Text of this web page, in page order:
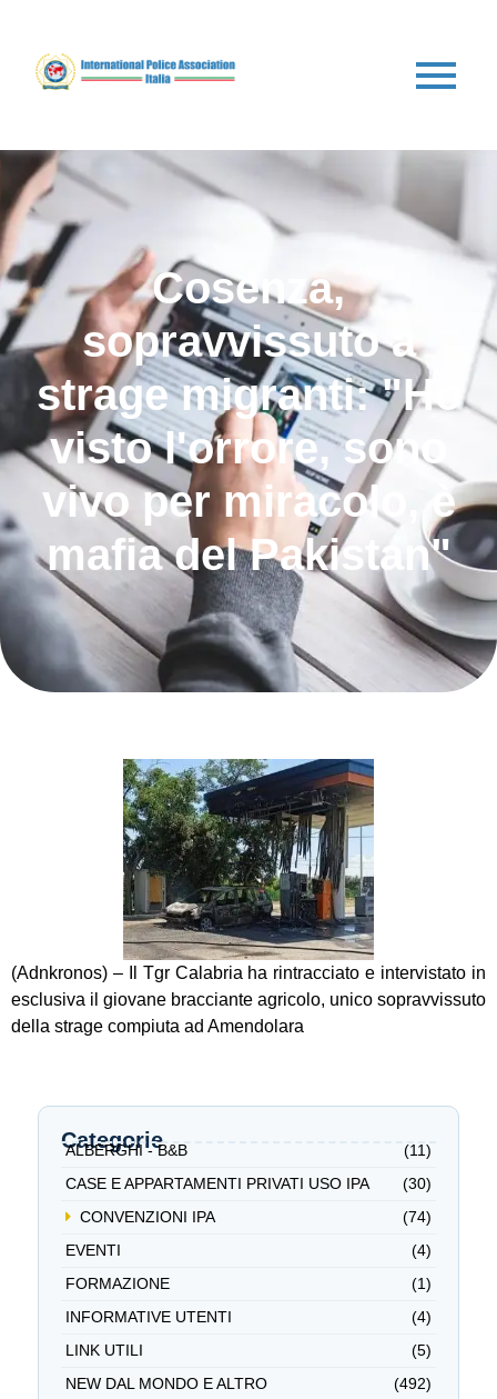
Cosenza,
sopravvissuto a
strage migranti: "Ho
visto l'orrore, sono
vivo per miracolo, è
mafia del Pakistan"
(Adnkronos) – Il Tgr Calabria ha rintracciato e intervistato in
esclusiva il giovane bracciante agricolo, unico sopravvissuto
della strage compiuta ad Amendolara
Categorie
ALBERGHI - B&B
(11)
CASE E APPARTAMENTI PRIVATI USO IPA
(30)
CONVENZIONI IPA
(74)
EVENTI
(4)
FORMAZIONE
(1)
INFORMATIVE UTENTI
(4)
LINK UTILI
(5)
NEW DAL MONDO E ALTRO
(492)